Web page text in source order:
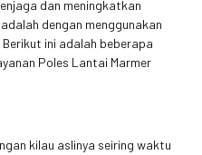
dan meningkatkan
dengan menggunakan
ini adalah beberapa
Poles Lantai Marmer
kilau aslinya seiring waktu